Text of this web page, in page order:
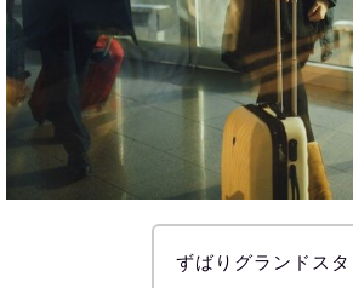
ずばりグランドス